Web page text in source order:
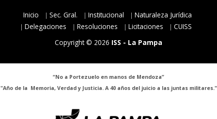
Inicio Sec. Gral. Institucional
Naturaleza Jurídica
Delegaciones
Resoluciones Licitaciones
CUISS
Copyright © 2026 ISS - La Pampa
“No a Portezuelo en manos de Mendoza”
"Año de la Memoria, Verdad y Justicia. A 40 años del juicio a las juntas militares."